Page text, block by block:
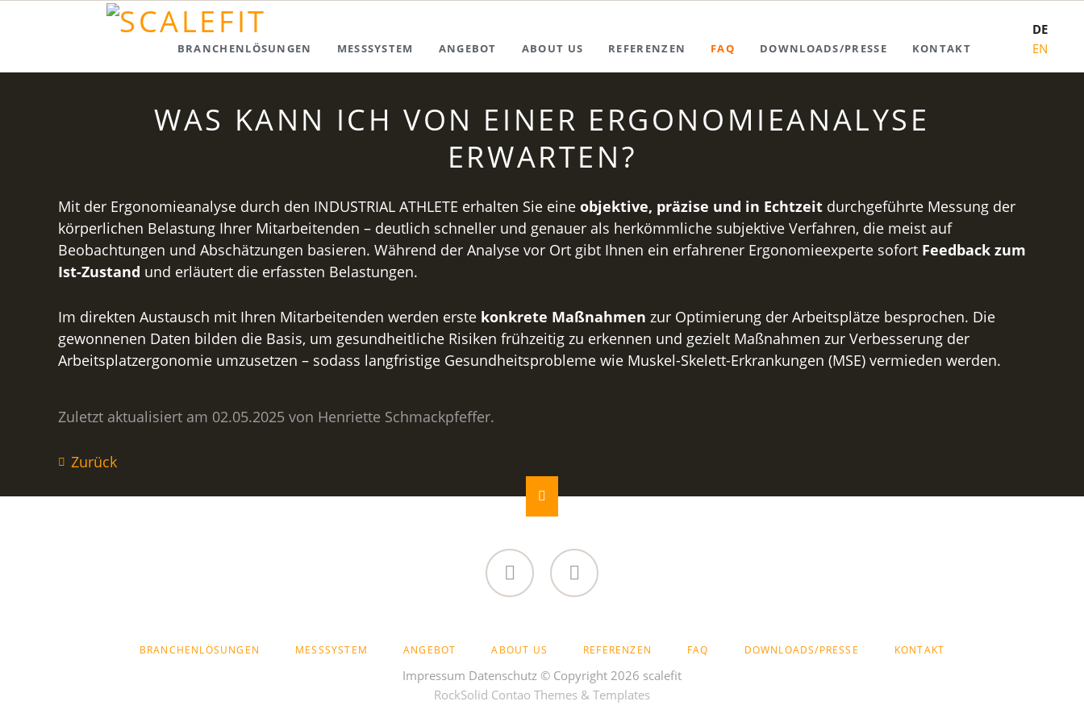
DE
EN
Navigation
überspringen
BRANCHENLÖSUNGEN MESSSYSTEM ANGEBOT ABOUT US REFERENZEN FAQ DOWNLOADS/PRESSE KONTAKT
WAS KANN ICH VON EINER ERGONOMIEANALYSE
ERWARTEN?
Mit der Ergonomieanalyse durch den INDUSTRIAL ATHLETE erhalten Sie eine objektive, präzise und in Echtzeit durchgeführte Messung der
körperlichen Belastung Ihrer Mitarbeitenden – deutlich schneller und genauer als herkömmliche subjektive Verfahren, die meist auf
Beobachtungen und Abschätzungen basieren. Während der Analyse vor Ort gibt Ihnen ein erfahrener Ergonomieexperte sofort Feedback zum
Ist-Zustand und erläutert die erfassten Belastungen.
Im direkten Austausch mit Ihren Mitarbeitenden werden erste konkrete Maßnahmen zur Optimierung der Arbeitsplätze besprochen. Die
gewonnenen Daten bilden die Basis, um gesundheitliche Risiken frühzeitig zu erkennen und gezielt Maßnahmen zur Verbesserung der
Arbeitsplatzergonomie umzusetzen – sodass langfristige Gesundheitsprobleme wie Muskel-Skelett-Erkrankungen (MSE) vermieden werden.
Zuletzt aktualisiert am 02.05.2025 von Henriette Schmackpfeffer.
Zurück
ÜBERSPRINGEN
BRANCHENLÖSUNGEN MESSSYSTEM ANGEBOT ABOUT US REFERENZEN FAQ DOWNLOADS/PRESSE KONTAKT
Impressum Datenschutz © Copyright 2026 scalefit
RockSolid Contao Themes & Templates